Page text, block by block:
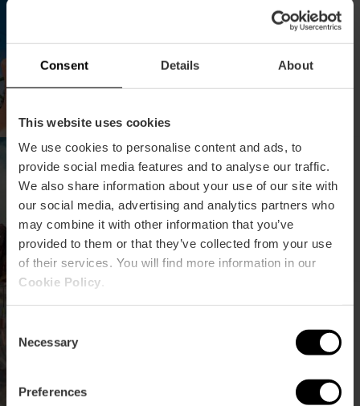
Consent Details About
This website uses cookies
We use cookies to personalise content and ads, to
provide social media features and to analyse our traffic.
We also share information about your use of our site with
our social media, advertising and analytics partners who
may combine it with other information that you’ve
provided to them or that they’ve collected from your use
of their services. You will find more information in our
Cookie Policy
Selection
Necessary
Preferences
Ya están a la venta las
entradas al interior de las
Fallas de Sección
Especial
Vive la mascletà desde
un balcón en plena Plaza
del Ayuntamiento
La primera mascletà de